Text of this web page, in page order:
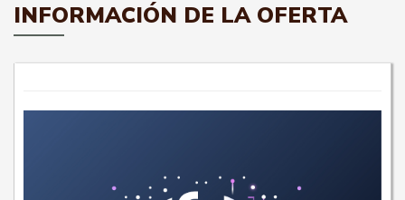
INFORMACIÓN DE LA OFERTA